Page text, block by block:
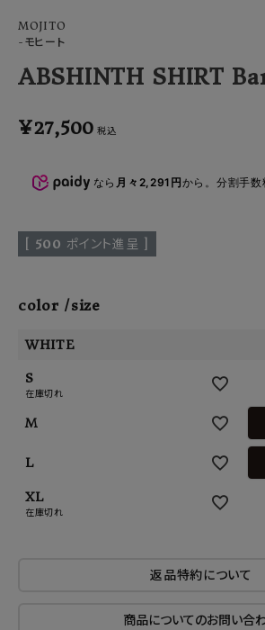
MOJITO
-モヒート
ABSHINTH SHIRT
¥27,500 税込
なら 月々2,291円から。分割手
500 ポイント進呈 ]
color size
WHITE
S
在庫切れ
M
L
XL
在庫切れ
返品特約について
商品についてのお問い合